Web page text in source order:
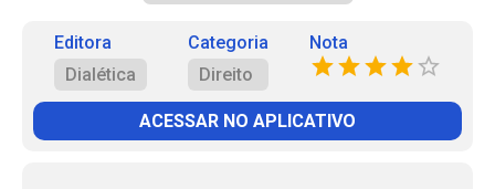
Editora
Dialética
Categoria
Direito
Nota
ACESSAR NO APLICATIVO